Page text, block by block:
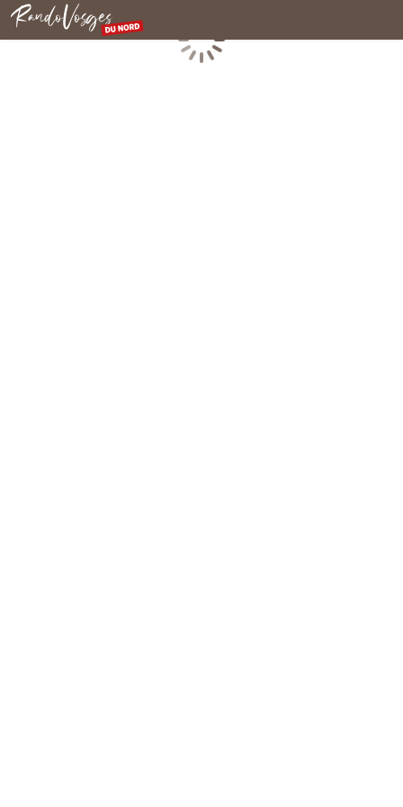
Rando Vosges du Nord
Chargement